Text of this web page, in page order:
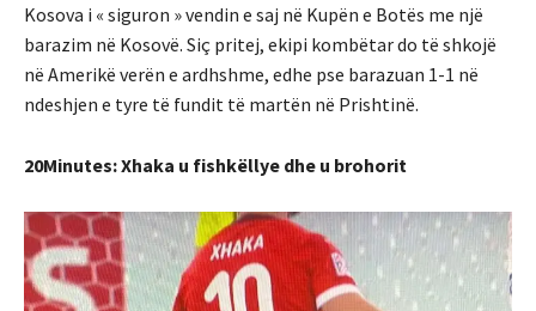
Kosova i « siguron » vendin e saj në Kupën e Botës me një
barazim në Kosovë. Siç pritej, ekipi kombëtar do të shkojë
në Amerikë verën e ardhshme, edhe pse barazuan 1-1 në
ndeshjen e tyre të fundit të martën në Prishtinë.
20Minutes: Xhaka u fishkëllye dhe u brohorit